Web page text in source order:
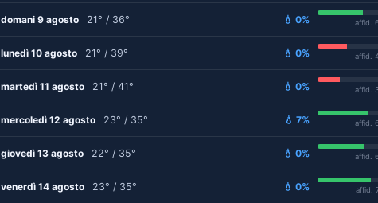
domani 9 agosto 21° / 36° 💧 0% affid.
lunedì 10 agosto 21° / 39° 💧 0% affid.
martedì 11 agosto 21° / 41° 💧 0% affid.
mercoledì 12 agosto 23° / 35° 💧 7% affid.
giovedì 13 agosto 22° / 35° 💧 0% affid.
venerdì 14 agosto 23° / 35° 💧 0% affid.